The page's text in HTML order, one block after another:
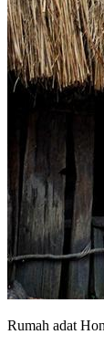
Rumah adat